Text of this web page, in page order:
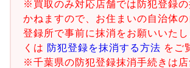
※買取のみ対応店舗では防犯登録の
かねますので、お住まいの自治体
登録所で事前に抹消をお願いいた
くは 防犯登録を抹消する方法 をご
※千葉県の防犯登録抹消手続きは店